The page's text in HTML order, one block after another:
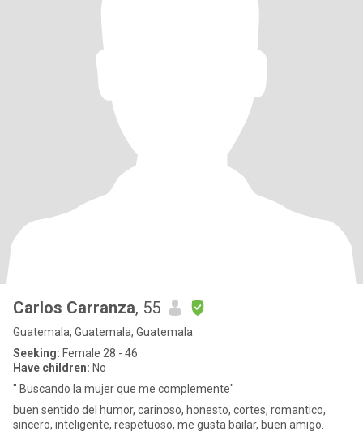
Carlos Carranza, 55
Guatemala, Guatemala, Guatemala
Seeking: Female 28 - 46
Have children: No
" Buscando la mujer que me complemente"
buen sentido del humor, carinoso, honesto, cortes, romantico,
sincero, inteligente, respetuoso, me gusta bailar, buen amigo.